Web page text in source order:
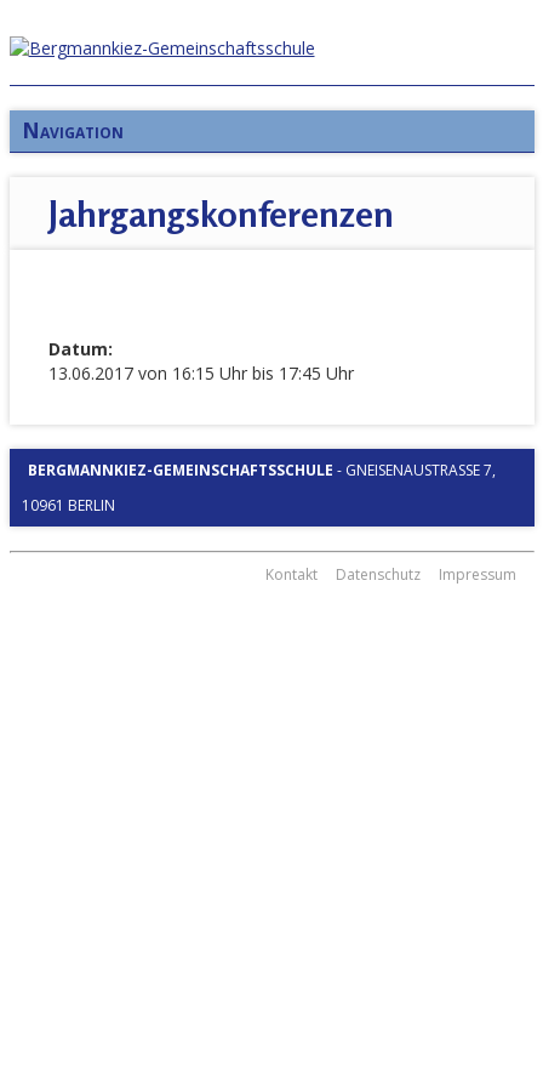
Navigation
Jahrgangskonferenzen
Datum:
13.06.2017 von 16:15 Uhr bis 17:45 Uhr
BERGMANNKIEZ-GEMEINSCHAFTSSCHULE - GNEISENAUSTRASSE 7, 1
0961 BERLIN
Kontakt Datenschutz Impressum